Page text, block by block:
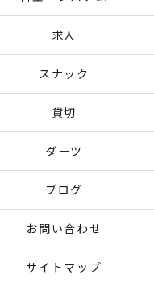
求人
スナック
貸切
ダーツ
ブログ
お問い合わせ
サイトマップ